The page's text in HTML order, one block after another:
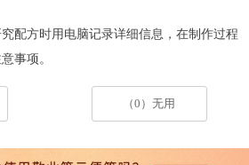
配方时用电脑记录详细信息，在制作过程
事项。
（0）无用